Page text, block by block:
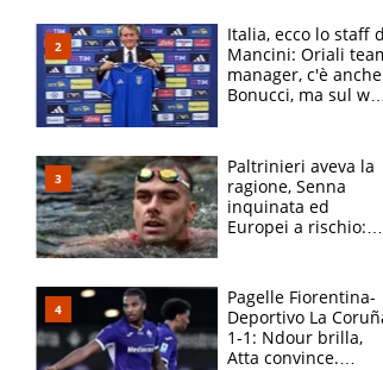
felice del mio
Italia, ecco lo staff
Mancini: Oriali
manager, c'è anche
Bonucci, ma sul
Paltrinieri aveva la
ragione, Senna
inquinata ed
Europei a rischio:
adesso
Pagelle Fiorentina-
Deportivo La
1-1: Ndour brilla,
Atta convince.